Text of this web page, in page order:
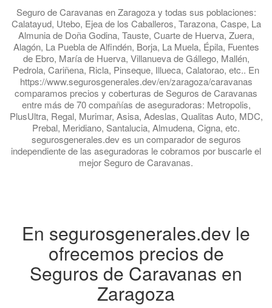
Seguro de Caravanas en Zaragoza y todas sus poblaciones:
Calatayud, Utebo, Ejea de los Caballeros, Tarazona, Caspe, La
Almunia de Doña Godina, Tauste, Cuarte de Huerva, Zuera,
Alagón, La Puebla de Alfindén, Borja, La Muela, Épila, Fuentes
de Ebro, María de Huerva, Villanueva de Gállego, Mallén,
Pedrola, Cariñena, Ricla, Pinseque, Illueca, Calatorao, etc.. En
https://www.segurosgenerales.dev/en/zaragoza/caravanas
comparamos precios y coberturas de Seguros de Caravanas
entre más de 70 compañías de aseguradoras: Metropolis,
PlusUltra, Regal, Murimar, Asisa, Adeslas, Qualitas Auto, MDC,
Prebal, Meridiano, Santalucia, Almudena, Cigna, etc.
segurosgenerales.dev es un comparador de seguros
independiente de las aseguradoras le cobramos por buscarle el
mejor Seguro de Caravanas.
En segurosgenerales.dev le
ofrecemos precios de
Seguros de Caravanas en
Zaragoza